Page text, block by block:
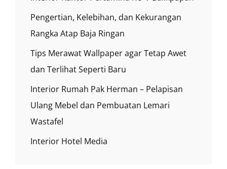
Pengertian, Kelebihan, dan Kekurangan
Rangka Atap Baja Ringan
Tips Merawat Wallpaper agar Tetap Awet
dan Terlihat Seperti Baru
Interior Rumah Pak Herman – Pelapisan
Ulang Mebel dan Pembuatan Lemari
Wastafel
Interior Hotel Media